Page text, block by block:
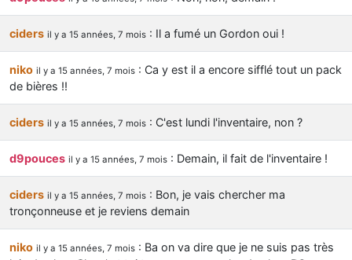
ciders il y a 15 années, 7 mois : Il a fumé un Gordon oui !
niko il y a 15 années, 7 mois : Ca y est il a encore sifflé tout un pack
de bières !!
ciders il y a 15 années, 7 mois : C'est lundi l'inventaire, non ?
d9pouces il y a 15 années, 7 mois : Demain, il fait de l'inventaire !
ciders il y a 15 années, 7 mois : Bon, je vais chercher ma
tronçonneuse et je reviens demain
niko il y a 15 années, 7 mois : Ba on va dire que je ne suis pas très